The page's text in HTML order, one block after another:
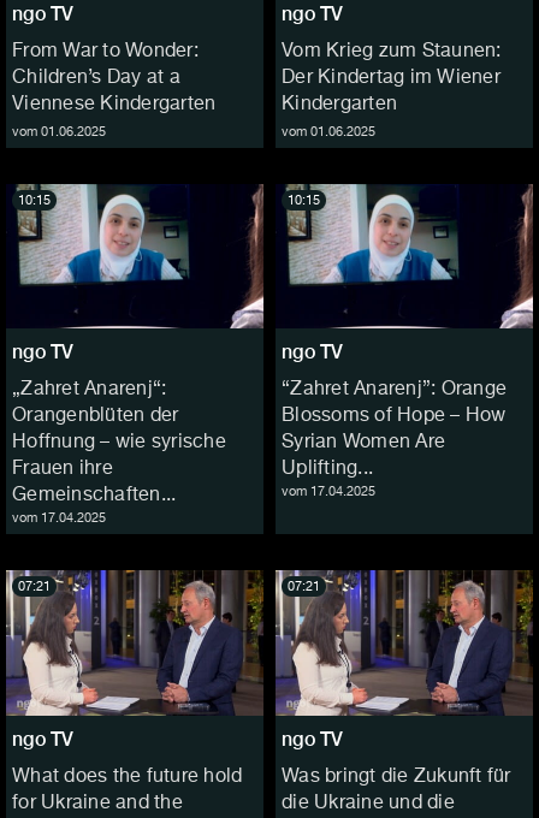
ngo TV
From War to Wonder:
Children’s Day at a
Viennese Kindergarten
vom 01.06.2025
ngo TV
Vom Krieg zum Staunen:
Der Kindertag im Wiener
Kindergarten
vom 01.06.2025
ngo TV
„Zahret Anarenj“:
Orangenblüten der
Hoffnung – wie syrische
Frauen ihre
Gemeinschaften...
vom 17.04.2025
10:15
ngo TV
“Zahret Anarenj”: Orange
Blossoms of Hope – How
Syrian Women Are
Uplifting...
vom 17.04.2025
10:15
ngo TV
What does the future hold
for Ukraine and the
07:21
ngo TV
Was bringt die Zukunft für
die Ukraine und die
07:21